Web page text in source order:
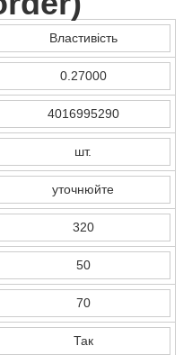
Властивість
0.27000
4016995290
шт.
уточнюйте
320
50
70
Так